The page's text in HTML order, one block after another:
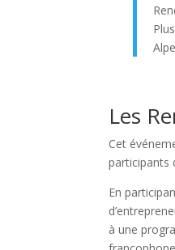
Les
Cet
participants
En
à une